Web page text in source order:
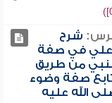
شرح
في صفة
من طريق
تابع صفة وضوء
الله عليه